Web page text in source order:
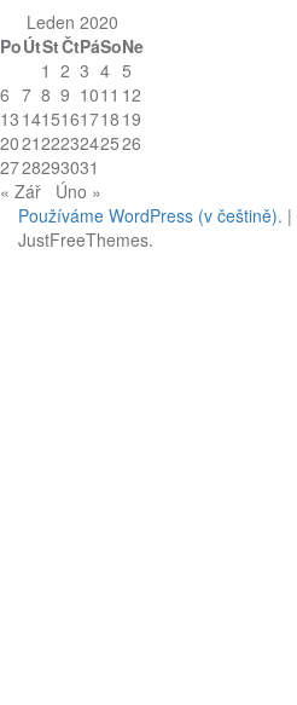
Leden 2020
PoÚtStČtPáSoNe
1 2 3 4 5
6 7 8 9 1011 12
13 1415161718 19
20212223242526
2728293031
« Zář
Úno »
Používáme WordPress (v češtině). |
JustFreeThemes.